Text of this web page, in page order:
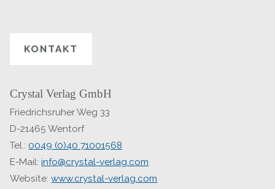
KONTAKT
Crystal Verlag GmbH
Friedrichsruher Weg 33
D-21465 Wentorf
Tel.: 0049 (0)40 71001568
E-Mail:info@crystal-verlag.com
Website:www.crystal-verlag.com